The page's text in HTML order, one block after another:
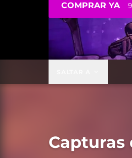
COMPRAR YA
Capturas